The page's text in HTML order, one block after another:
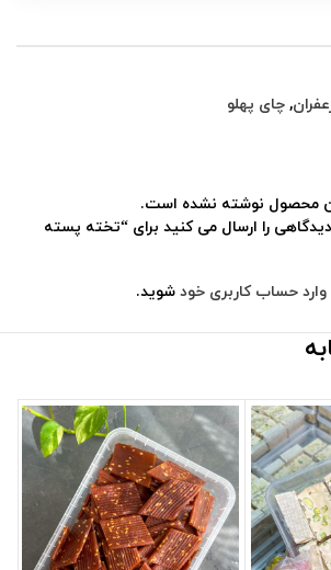
, چای پهلو
محصول نوشته نشده است.
را ارسال می کنید برای “تخته پسته
وارد حساب کاربری خود شوید.